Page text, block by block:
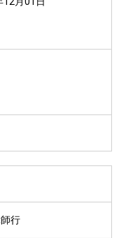
行